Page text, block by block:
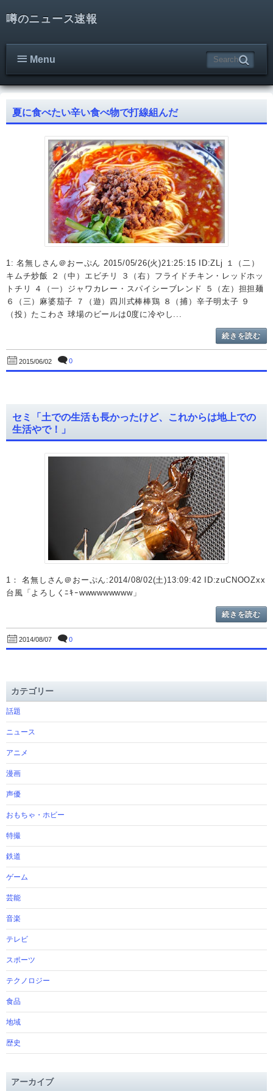
噂のニュース速報
Menu
夏に食べたい辛い食べ物で打線組んだ
1: 名無しさん＠おーぷん 2015/05/26(火)21:25:15 ID:ZLj １（二）
キムチ炒飯 ２（中）エビチリ ３（右）フライドチキン・レッドホッ
トチリ ４（一）ジャワカレー・スパイシーブレンド ５（左）担担麺
６（三）麻婆茄子 ７（遊）四川式棒棒鶏 ８（捕）辛子明太子 ９
（投）たこわさ 球場のビールは0度に冷やし...
続きを読む
2015/06/02 0
セミ「土での生活も長かったけど、これからは地上での
生活やで！」
1： 名無しさん＠おーぷん:2014/08/02(土)13:09:42 ID:zuCNOOZxx
台風「よろしくﾆｷｰwwwwwwwww」
続きを読む
2014/08/07 0
カテゴリー
話題
ニュース
アニメ
漫画
声優
おもちゃ・ホビー
特撮
鉄道
ゲーム
芸能
音楽
テレビ
スポーツ
テクノロジー
食品
地域
歴史
アーカイブ